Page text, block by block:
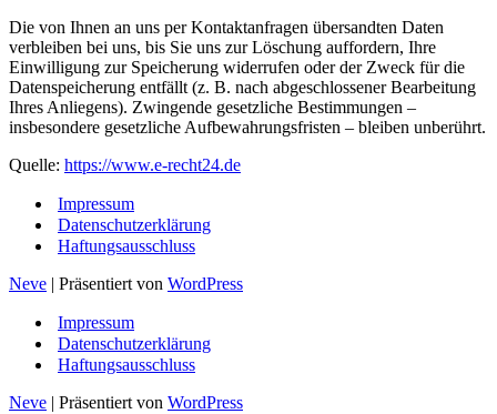
Die von Ihnen an uns per Kontaktanfragen übersandten Daten
verbleiben bei uns, bis Sie uns zur Löschung auffordern, Ihre
Einwilligung zur Speicherung widerrufen oder der Zweck für die
Datenspeicherung entfällt (z. B. nach abgeschlossener Bearbeitung
Ihres Anliegens). Zwingende gesetzliche Bestimmungen –
insbesondere gesetzliche Aufbewahrungsfristen – bleiben unberührt.
Quelle: https://www.e-recht24.de
Impressum
Datenschutzerklärung
Haftungsausschluss
Neve | Präsentiert von WordPress
Impressum
Datenschutzerklärung
Haftungsausschluss
Neve | Präsentiert von WordPress